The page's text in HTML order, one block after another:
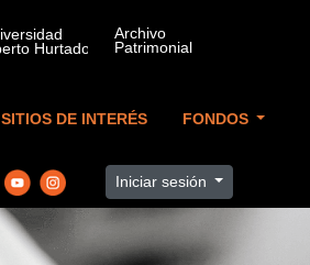
SITIOS DE INTERÉS FONDOS
Iniciar sesión